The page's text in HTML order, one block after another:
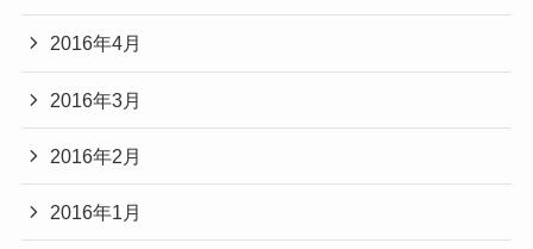
2016年4月
2016年3月
2016年2月
2016年1月